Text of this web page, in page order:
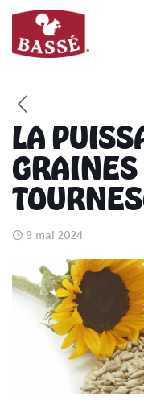
LA
GRAINES
9 mai 2024